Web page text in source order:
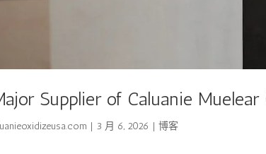
Supplier of Caluanie
| 3 月 6, 2026 |博客